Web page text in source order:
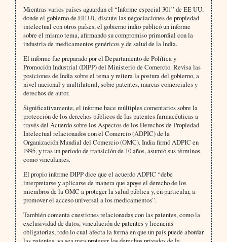
Mientras varios países aguardan el “Informe especial 301” de EE UU,
donde el gobierno de EE UU discute las negociaciones de propiedad
intelectual con otros países, el gobierno indio publicó un informe
sobre el mismo tema, afirmando su compromiso primordial con la
industria de medicamentos genéricos y de salud de la India.
El informe fue preparado por el Departamento de Política y
Promoción Industrial (DIPP) del Ministerio de Comercio. Revisa las
posiciones de India sobre el tema y reitera la postura del gobierno, a
nivel nacional y multilateral, sobre patentes, marcas comerciales y
derechos de autor.
Significativamente, el informe hace múltiples comentarios sobre la
protección de los derechos públicos de las patentes farmacéuticas a
través del Acuerdo sobre los Aspectos de los Derechos de Propiedad
Intelectual relacionados con el Comercio (ADPIC) de la
Organización Mundial del Comercio (OMC). India firmó ADPIC en
1995, y tras un período de transición de 10 años, asumió sus términos
como vinculantes.
El propio informe DIPP dice que el acuerdo ADPIC “debe
interpretarse y aplicarse de manera que apoye el derecho de los
miembros de la OMC a proteger la salud pública y, en particular, a
promover el acceso universal a los medicamentos”.
También comenta cuestiones relacionadas con las patentes, como la
exclusividad de datos, vinculación de patentes y licencias
obligatorias, todo lo cual afecta la forma en que un país puede abordar